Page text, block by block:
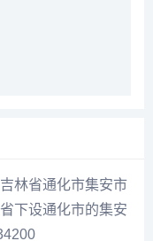
林省通化市集安市
下设通化市的集安